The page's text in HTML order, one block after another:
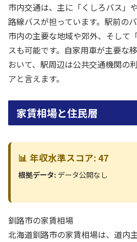
市内交通は、主に「くしろバス」
路線バスが担っています。駅前の
市内の主要な地域や郊外、そして
スも可能です。自家用車が主要な
おいて、駅周辺は公共交通機関の
アと言えます。
家賃相場と住民層
📊 年収水準スコア: 47
根拠データ:データ公開なし
釧路市の家賃相場
北海道釧路市の家賃相場は、道内